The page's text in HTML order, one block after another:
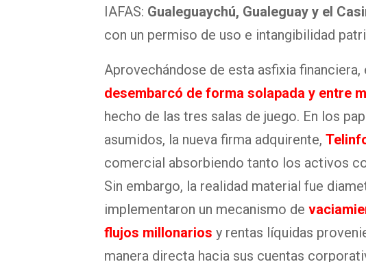
IAFAS: Gualeguaychú, Gualeguay y el
con un permiso de uso e intangibilidad
Aprovechándose de esta asfixia
desembarcó de forma solapada y entre
hecho de las tres salas de juego. En los
asumidos, la nueva firma adquirente,
comercial absorbiendo tanto los activos
Sin embargo, la realidad material fue
implementaron un mecanismo de
flujos millonarios y rentas líquidas
manera directa hacia sus cuentas